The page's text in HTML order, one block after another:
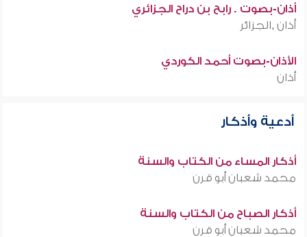
أذان-بصوت . رابح بن دراح الجزائري
أذان ,الجزائر
الأذان-بصوت أحمد الكوردي
أذان
أدعية وأذكار
أذكار المساء من الكتاب والسنة
محمد شعبان أبو قرن
أذكار الصباح من الكتاب والسنة
محمد شعبان أبو قرن